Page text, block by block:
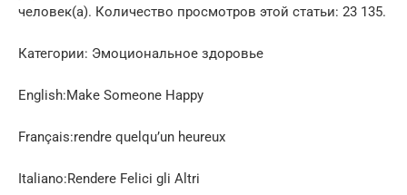
человек(а). Количество просмотров этой статьи: 23 135.
Категории: Эмоциональное здоровье
English:Make Someone Happy
Français:rendre quelqu’un heureux
Italiano:Rendere Felici gli Altri